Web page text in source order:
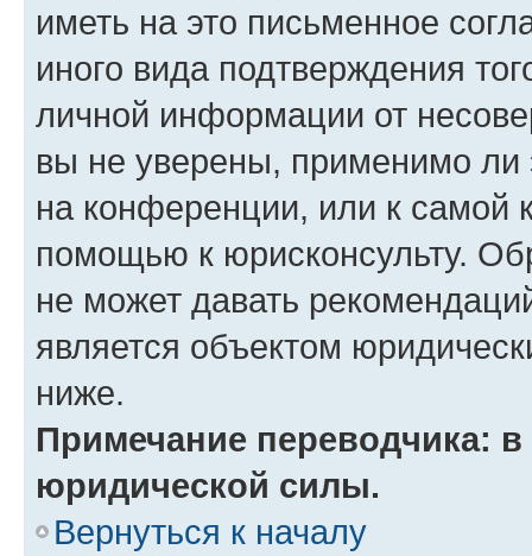
иметь на это письменное
иного вида подтверждения
личной информации от
вы не уверены, применимо ли
на конференции, или к самой
помощью к юрисконсульту.
не может давать
является объектом
ниже.
Примечание переводчика:
юридической силы.
Вернуться к началу